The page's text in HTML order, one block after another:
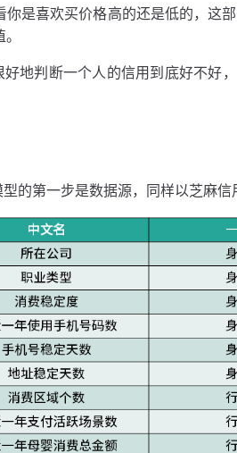
你是喜欢买价格高的还是低的，这
好地判断一个人的信用到底好不好
的第一步是数据源，同样以芝麻信